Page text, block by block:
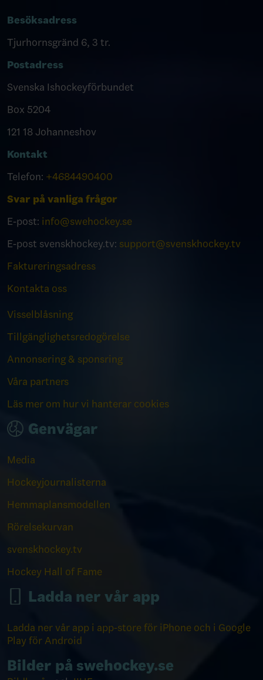
Besöksadress
Tjurhornsgränd 6, 3 tr.
Postadress
Svenska Ishockeyförbundet
Box 5204
121 18 Johanneshov
Kontakt
Telefon: +4684490400
Svar på vanliga frågor
E-post: info@swehockey.se
E-post svenskhockey.tv: support@svenskhockey.tv
Faktureringsadress
Kontakta oss
Visselblåsning
Tillgänglighetsredogörelse
Annonsering & sponsring
Våra partners
Läs mer om hur vi hanterar cookies
Genvägar
Media
Hockeyjournalisterna
Hemmaplansmodellen
Rörelsekurvan
svenskhockey.tv
Hockey Hall of Fame
Ladda ner vår app
Ladda ner vår app i app-store för iPhone och i Google
Play för Android
Bilder på swehockey.se